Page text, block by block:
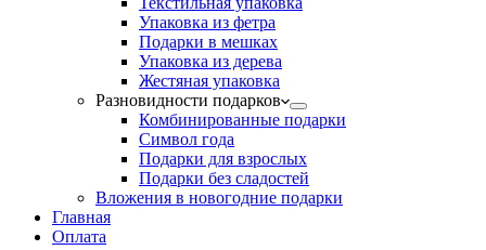
Упаковка из фетра
Подарки в мешках
Упаковка из дерева
Жестяная упаковка
Разновидности подарков
Комбинированные подарки
Символ года
Подарки для взрослых
Подарки без сладостей
Вложения в новогодние подарки
Главная
Оплата